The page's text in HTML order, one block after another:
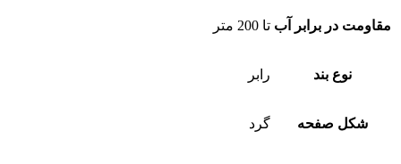
مقاومت در برابر آب تا 200 متر
نوع بند رابر
شکل صفحه گرد